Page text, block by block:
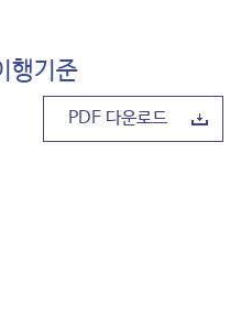
행기준
PDF 다운로드